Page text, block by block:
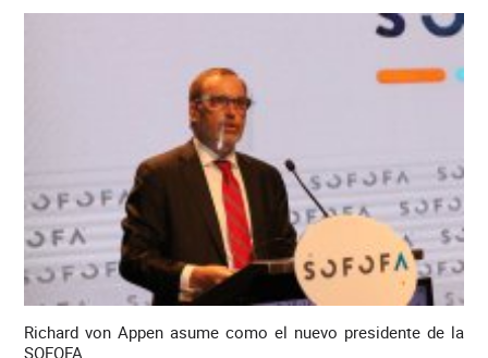
Richard von Appen asume como el nuevo presidente de la
SOFOFA